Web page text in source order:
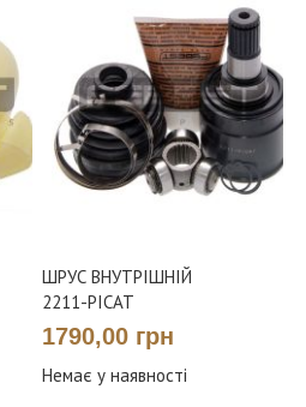
ШРУС ВНУТРІШНІЙ
2211-PICAT
1790,00 грн
Немає у наявності